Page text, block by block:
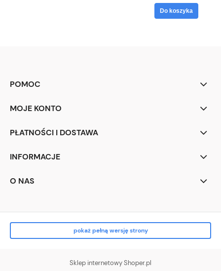
Do koszyka
POMOC
MOJE KONTO
PŁATNOŚCI I DOSTAWA
INFORMACJE
O NAS
pokaż pełną wersję strony
Sklep internetowy Shoper.pl